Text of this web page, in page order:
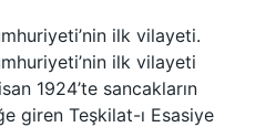
ilk vilayeti.
ilk vilayeti
1924’te sancakların
giren Teşkilat-ı Esasiye